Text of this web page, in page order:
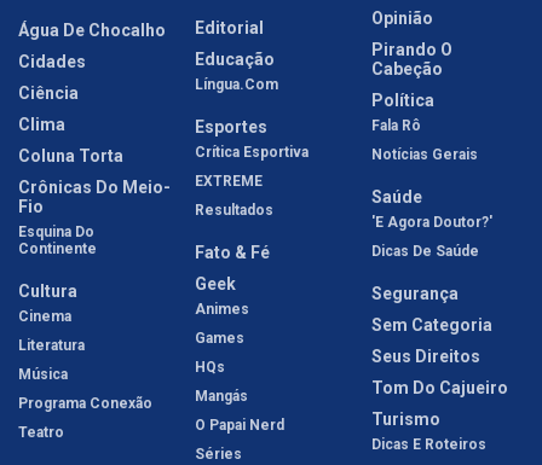
Água De Chocalho
Cidades
Ciência
Clima
Coluna Torta
Crônicas Do Meio-
Fio
Esquina Do
Continente
Cultura
Cinema
Literatura
Música
Programa Conexão
Teatro
Editorial
Educação
Língua.com
Esportes
Crítica Esportiva
EXTREME
Resultados
Fato & Fé
Geek
Animes
Games
HQs
Mangás
O Papai Nerd
Séries
Opinião
Pirando O
Cabeção
Política
Fala Rô
Notícias Gerais
Saúde
'E Agora Doutor?'
Dicas De Saúde
Segurança
Sem Categoria
Seus Direitos
Tom Do Cajueiro
Turismo
Dicas E Roteiros